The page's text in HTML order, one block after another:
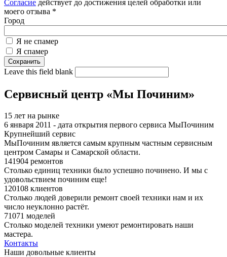
Согласие действует до достижения целей обработки или
моего отзыва *
Город
Я не спамер
Я спамер
Leave this field blank
Сервисный центр «Мы Починим»
15 лет на рынке
6 января 2011 - дата открытия первого сервиса МыПочиним
Крупнейший сервис
МыПочиним является самым крупным частным сервисным
центром Самары и Самарской области.
141904 ремонтов
Столько единиц техники было успешно починено. И мы с
удовольствием починим еще!
120108 клиентов
Столько людей доверили ремонт своей техники нам и их
число неуклонно растёт.
71071 моделей
Столько моделей техники умеют ремонтировать наши
мастера.
Контакты
Наши довольные клиенты